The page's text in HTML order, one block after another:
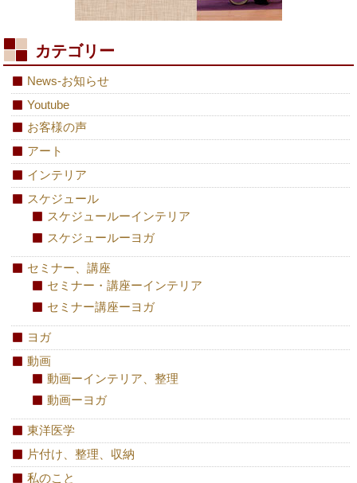
カテゴリー
News-お知らせ
Youtube
お客様の声
アート
インテリア
スケジュール
スケジュールーインテリア
スケジュールーヨガ
セミナー、講座
セミナー・講座ーインテリア
セミナー講座ーヨガ
ヨガ
動画
動画ーインテリア、整理
動画ーヨガ
東洋医学
片付け、整理、収納
私のこと